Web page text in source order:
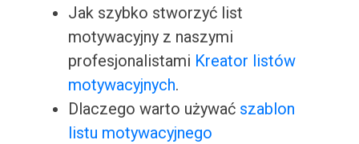
Jak szybko stworzyć list
motywacyjny z naszymi
profesjonalistami Kreator listów
motywacyjnych.
Dlaczego warto używać szablon
listu motywacyjnego